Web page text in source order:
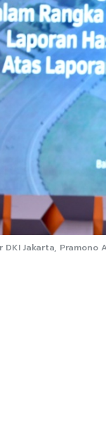
DKI Jakarta, Pramono